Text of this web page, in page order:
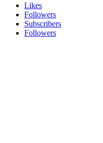
Likes
Followers
Subscribers
Followers